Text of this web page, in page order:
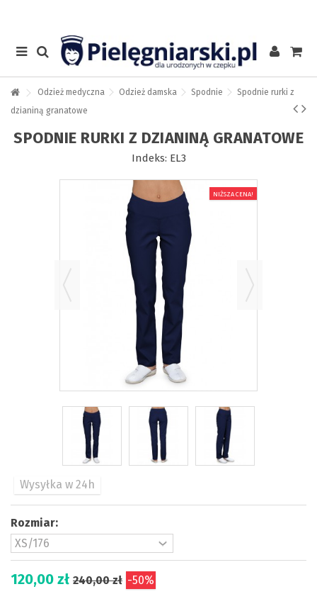
Odzież medyczna Odzież damska Spodnie
Spodnie rurki z
dzianiną granatowe
SPODNIE RURKI Z DZIANINĄ GRANATOWE
Indeks: EL3
NIŻSZA CENA!
Wysyłka w 24h
Rozmiar:
120,00 zł 240,00 zł -50%